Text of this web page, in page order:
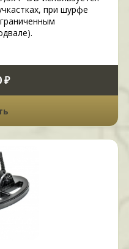
при шурфе
₽